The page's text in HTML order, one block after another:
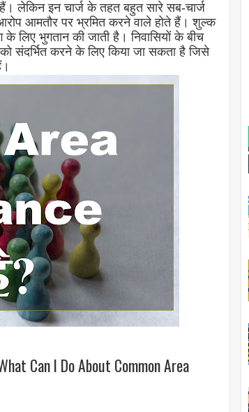
लेकिन इन चार्ज के तहत बहुत सारे सब-चार्ज
आमतौर पर भ्रमित करने वाले होते हैं। शुल्क
के लिए भुगतान की जाती है। निवासियों के बीच
संदर्भित करने के लिए किया जा सकता है जिसे
Can I Do About Common Area